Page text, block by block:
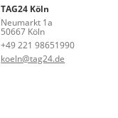
TAG24 Köln
Neumarkt 1a
50667 Köln
+49 221 98651990
koeln@tag24.de